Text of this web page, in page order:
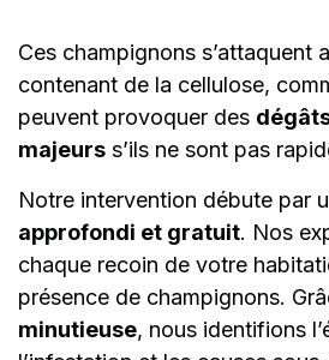
Ces champignons s’attaquent
contenant de la cellulose,
peuvent provoquer des
majeurs s’ils ne sont pas
Notre intervention débute par
approfondi et gratuit. Nos
chaque recoin de votre
présence de champignons.
minutieuse, nous identifions